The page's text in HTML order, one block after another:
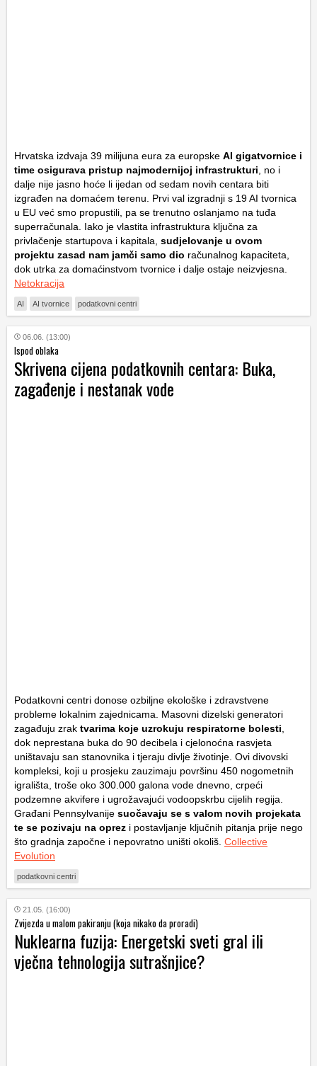
Hrvatska izdvaja 39 milijuna eura za europske AI gigatvornice i
time osigurava pristup najmodernijoj infrastrukturi , no i
dalje nije jasno hoće li ijedan od sedam novih centara biti
izgrađen na domaćem terenu. Prvi val izgradnji s 19 AI tvornica
u EU već smo propustili, pa se trenutno oslanjamo na tuđa
superračunala. Iako je vlastita infrastruktura ključna za
privlačenje startupova i kapitala, sudjelovanje u ovom
projektu zasad nam jamči samo dio računalnog kapaciteta,
dok utrka za domaćinstvom tvornice i dalje ostaje neizvjesna.
Netokracija
AI AI tvornice podatkovni centri
06.06. (13:00)
Ispod oblaka
Skrivena cijena podatkovnih centara: Buka,
zagađenje i nestanak vode
Podatkovni centri donose ozbiljne ekološke i zdravstvene
probleme lokalnim zajednicama. Masovni dizelski generatori
zagađuju zrak tvarima koje uzrokuju respiratorne bolesti
dok neprestana buka do 90 decibela i cjelonoćna rasvjeta
uništavaju san stanovnika i tjeraju divlje životinje. Ovi divovski
kompleksi, koji u prosjeku zauzimaju površinu 450 nogometnih
igrališta, troše oko 300.000 galona vode dnevno, crpeći
podzemne akvifere i ugrožavajući vodoopskrbu cijelih regija.
Građani Pennsylvanije suočavaju se s valom novih projekata
te se pozivaju na oprez i postavljanje ključnih pitanja prije nego
što gradnja započne i nepovratno uništi okoliš. Collective
Evolution
podatkovni centri
21.05. (16:00)
Zvijezda u malom pakiranju (koja nikako da proradi)
Nuklearna fuzija: Energetski sveti gral ili
vječna tehnologija sutrašnjice?